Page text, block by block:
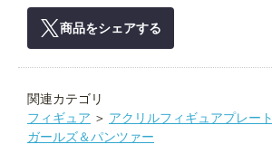
商品をシェアする
関連カテゴリ
フィギュア ＞ アクリルフィギュアプレート
ガールズ＆パンツァー